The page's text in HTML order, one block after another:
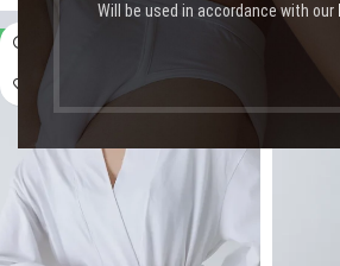
Will be used in accordance with our
-61% -61%